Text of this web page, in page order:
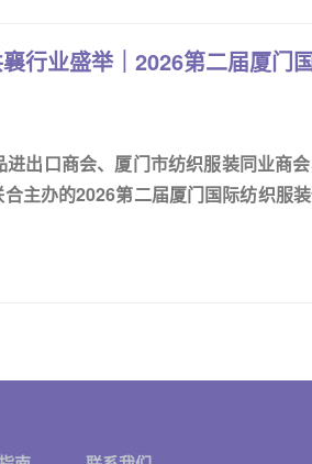
行业盛举｜2026第二届厦门
出口商会、厦门市纺织服装同业商
主办的2026第二届厦门国际纺织服